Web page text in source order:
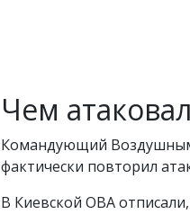
Чем
Командующий
фактически повторил
В Киевской ОВА